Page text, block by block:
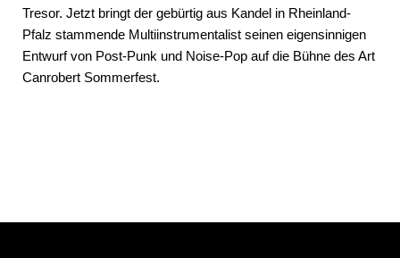
Tresor. Jetzt bringt der gebürtig aus Kandel in Rheinland-
Pfalz stammende Multiinstrumentalist seinen eigensinnigen
Entwurf von Post-Punk und Noise-Pop auf die Bühne des Art
Canrobert Sommerfest.